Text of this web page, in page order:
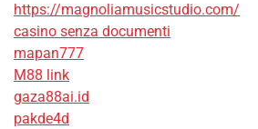
https://magnoliamusicstudio.com/
casino senza documenti
mapan777
M88 link
gaza88ai.id
pakde4d